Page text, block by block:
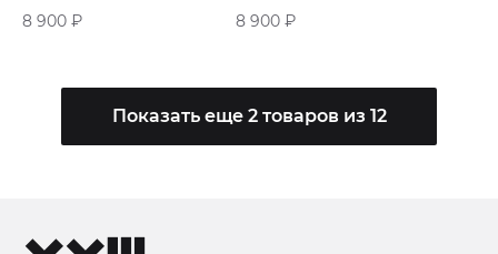
Shorts «Green»
8 900 ₽
Dry Basketball Shorts
8 900 ₽
Показать еще 2 товаров из 12